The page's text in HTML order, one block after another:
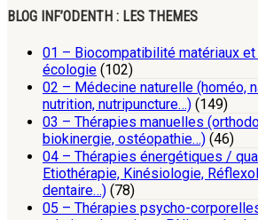
BLOG INF’ODENTH : LES THEMES
01 – Biocompatibilité matériaux et
écologie (102)
02 – Médecine naturelle (homéo,
nutrition, nutripuncture…) (149)
03 – Thérapies manuelles
biokinergie, ostéopathie…) (46)
04 – Thérapies énergétiques /
Etiothérapie, Kinésiologie,
dentaire…) (78)
05 – Thérapies psycho-